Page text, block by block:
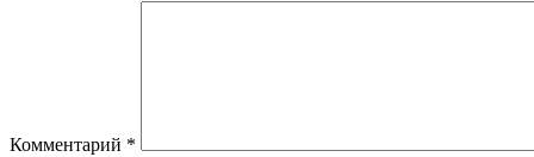
Комментарий *